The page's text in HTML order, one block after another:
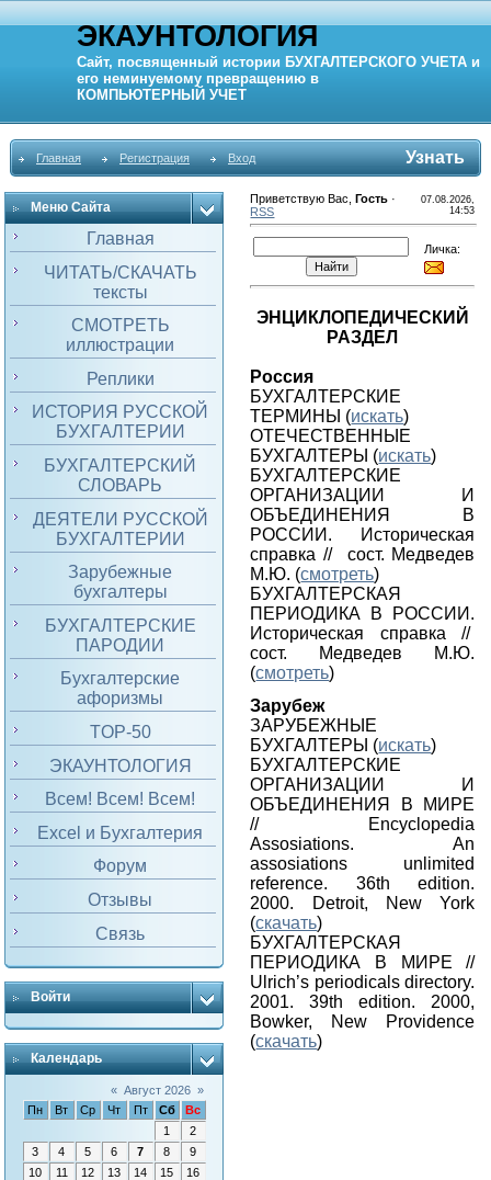
ЭКАУНТОЛОГИЯ
Сайт, посвященный истории БУХГАЛТЕРСКОГО УЧЕТА и
его неминуемому превращению в
КОМПЬЮТЕРНЫЙ УЧЕТ
Главная Регистрация Вход Узнать
Меню Сайта
Главная
ЧИТАТЬ/СКАЧАТЬ
тексты
СМОТРЕТЬ
иллюстрации
Реплики
ИСТОРИЯ РУССКОЙ
БУХГАЛТЕРИИ
БУХГАЛТЕРСКИЙ
СЛОВАРЬ
ДЕЯТЕЛИ РУССКОЙ
БУХГАЛТЕРИИ
Зарубежные
бухгалтеры
БУХГАЛТЕРСКИЕ
ПАРОДИИ
Бухгалтерские
афоризмы
TOP-50
ЭКАУНТОЛОГИЯ
Всем! Всем! Всем!
Excel и Бухгалтерия
Форум
Отзывы
Связь
Войти
Календарь
« Август 2026 »
Пн
Вт Ср Чт Пт Сб
Вс
1
2
3
4 5 6 7 8
9
10
11 12 13 14 15
16
Приветствую Вас ,Гость ·
RSS
07.08.2026,
14:53
Личка:
ЭНЦИКЛОПЕДИЧЕСКИЙ
РАЗДЕЛ
Россия
БУХГАЛТЕРСКИЕ
ТЕРМИНЫ (искать)
ОТЕЧЕСТВЕННЫЕ
БУХГАЛТЕРЫ (искать)
БУХГАЛТЕРСКИЕ
ОРГАНИЗАЦИИ И
ОБЪЕДИНЕНИЯ В
РОССИИ . Историческая
справка// сост. Медведев
М.Ю. (смотреть)
БУХГАЛТЕРСКАЯ
ПЕРИОДИКА В РОССИИ .
Историческая справка//
сост. Медведев М.Ю.
(смотреть)
Зарубеж
ЗАРУБЕЖНЫЕ
БУХГАЛТЕРЫ (искать)
БУХГАЛТЕРСКИЕ
ОРГАНИЗАЦИИ И
ОБЪЕДИНЕНИЯ
В МИРЕ
// Encyclopedia
Assosiations. An
assosiations unlimited
reference. 36th edition.
2000. Detroit, New York
(скачать)
БУХГАЛТЕРСКАЯ
ПЕРИОДИКА В МИРЕ //
Ulrich’s periodicals directory.
2001. 39th edition. 2000,
Bowker, New Providence
(скачать)